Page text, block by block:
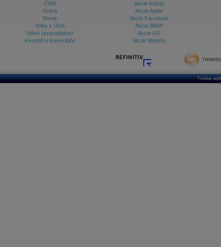
ČNB
Grexit
Brexit
Volby v USA
Video zpravodajství
Investiční komentáře
Akcie Kofola
Akcie Apple
Akcie Facebook
Akcie BMW
Akcie GE
Akcie Moneta
Tvorba